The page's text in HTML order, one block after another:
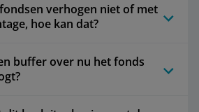
verhogen niet of met
hoe kan dat?
buffer over nu het fonds